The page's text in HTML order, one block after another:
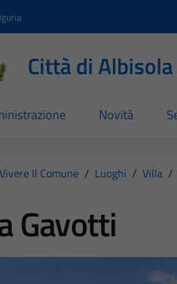
Città di
Novità
Vivere Il Comune / Luoghi / Villa /
Gavotti